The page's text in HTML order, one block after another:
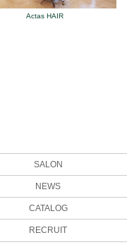
Actas HAIR
SALON
NEWS
CATALOG
RECRUIT